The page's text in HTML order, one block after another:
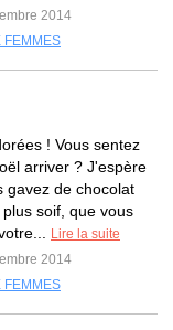
2014
FEMMES
! Vous sentez
arriver ? J'espère
gavez de chocolat
soif, que vous
Lire la suite
2014
FEMMES